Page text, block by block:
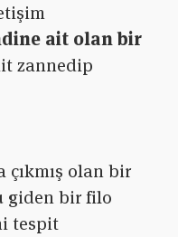
ait olan bir
zannedip
çıkmış olan bir
giden bir filo
tespit